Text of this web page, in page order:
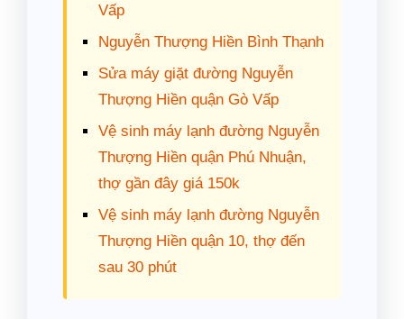
Vấp
Nguyễn Thượng Hiền Bình Thạnh
Sửa máy giặt đường Nguyễn
Thượng Hiền quận Gò Vấp
Vệ sinh máy lạnh đường Nguyễn
Thượng Hiền quận Phú Nhuận,
thợ gần đây giá 150k
Vệ sinh máy lạnh đường Nguyễn
Thượng Hiền quận 10, thợ đến
sau 30 phút